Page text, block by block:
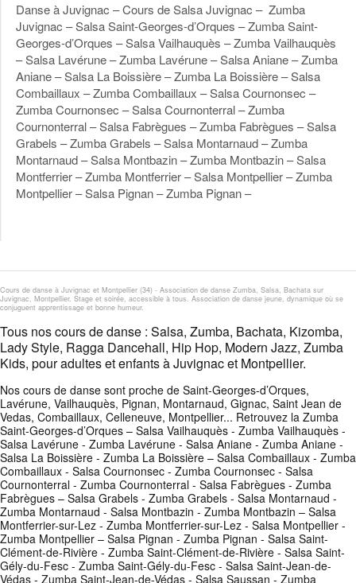
Danse à Juvignac – Cours de Salsa Juvignac – Zumba
Juvignac – Salsa Saint-Georges-d’Orques – Zumba Saint-
Georges-d’Orques – Salsa Vailhauquès – Zumba Vailhauquès
– Salsa Lavérune – Zumba Lavérune – Salsa Aniane – Zumba
Aniane – Salsa La Boissière – Zumba La Boissière – Salsa
Combaillaux – Zumba Combaillaux – Salsa Cournonsec –
Zumba Cournonsec – Salsa Cournonterral – Zumba
Cournonterral – Salsa Fabrègues – Zumba Fabrègues – Salsa
Grabels – Zumba Grabels – Salsa Montarnaud – Zumba
Montarnaud – Salsa Montbazin – Zumba Montbazin – Salsa
Montferrier – Zumba Montferrier – Salsa Montpellier – Zumba
Montpellier – Salsa Pignan – Zumba Pignan –
Cours de danse à Juvignac et Montpellier (34) - Association de danse Zumba, Salsa, Bachata sur
Juvignac, Montpellier. Stage et soirée, accessible à tous. Association de danse jeune, dynamique où se
conjuguent apprentissage et bonne humeur.
Tous nos cours de danse : Salsa, Zumba, Bachata, Kizomba,
Lady Style, Ragga Dancehall, Hip Hop, Modern Jazz, Zumba
Kids, pour adultes et enfants à Juvignac et Montpellier.
Nos cours de danse sont proche de Saint-Georges-d’Orques,
Lavérune, Vailhauquès, Pignan, Montarnaud, Gignac, Saint Jean de
Vedas, Combaillaux, Celleneuve, Montpellier... Retrouvez la Zumba
Saint-Georges-d’Orques – Salsa Vailhauquès - Zumba Vailhauquès -
Salsa Lavérune - Zumba Lavérune - Salsa Aniane - Zumba Aniane -
Salsa La Boissière - Zumba La Boissière – Salsa Combaillaux - Zumba
Combaillaux - Salsa Cournonsec - Zumba Cournonsec - Salsa
Cournonterral - Zumba Cournonterral - Salsa Fabrègues - Zumba
Fabrègues – Salsa Grabels - Zumba Grabels - Salsa Montarnaud -
Zumba Montarnaud - Salsa Montbazin - Zumba Montbazin – Salsa
Montferrier-sur-Lez - Zumba Montferrier-sur-Lez - Salsa Montpellier -
Zumba Montpellier – Salsa Pignan - Zumba Pignan - Salsa Saint-
Clément-de-Rivière - Zumba Saint-Clément-de-Rivière - Salsa Saint-
Gély-du-Fesc - Zumba Saint-Gély-du-Fesc - Salsa Saint-Jean-de-
Védas - Zumba Saint-Jean-de-Védas - Salsa Saussan - Zumba